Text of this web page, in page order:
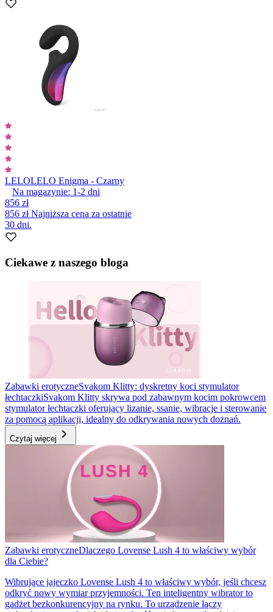
LELOLELO Enigma - Czarny
Na magazynie: 1-2 dni
856 zł
856 złNajniższa cena za ostatnie
30 dni.
Ciekawe z naszego bloga
Zabawki erotyczneSvakom Klitty: dyskretny koci stymulator
łechtaczkiSvakom Klitty skrywa pod zabawnym kocim pokrowcem
stymulator łechtaczki oferujący lizanie, ssanie, wibracje i sterowanie
za pomocą aplikacji, idealny do odkrywania nowych doznań.
Czytaj więcej
Zabawki erotyczneDlaczego Lovense Lush 4 to właściwy wybór
dla Ciebie?
Wibrujące jajeczko Lovense Lush 4 to właściwy wybór, jeśli chcesz
odkryć nowy wymiar przyjemności. Ten inteligentny wibrator to
gadżet bezkonkurencyjny na rynku. To urządzenie łączy